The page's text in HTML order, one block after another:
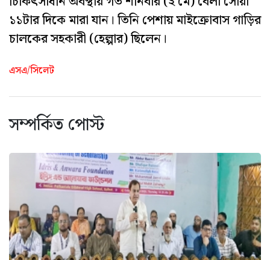
১১টার দিকে মারা যান। তিনি পেশায় মাইক্রোবাস গাড়ির
চালকের সহকারী (হেল্পার) ছিলেন।
এসএ/সিলেট
সম্পর্কিত পোস্ট